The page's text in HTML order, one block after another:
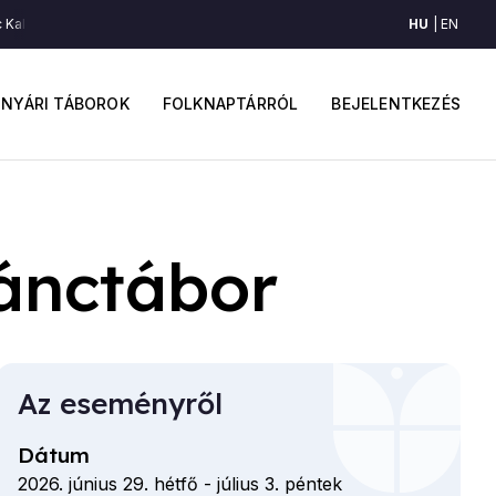
fiók
menüje
BEJELENTKEZÉS
NYÁRI TÁBOROK FOLKNAPTÁRRÓL
(Kalotaszeg) Egy pár tánc Kalotaszegről (Kalotaszeg)
HU EN
Az eseményről
Dátum
2026. június 29. hétfő - július 3. péntek